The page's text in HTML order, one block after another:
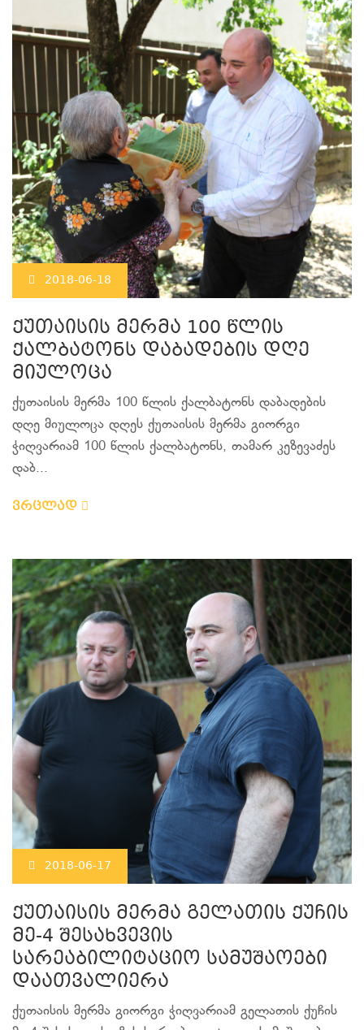
2018-06-18
ქუთაისის მერმა 100 წლის
ქალბატონს დაბადების დღე
მიულოცა
ქუთაისის მერმა 100 წლის ქალბატონს დაბადების
დღე მიულოცა დღეს ქუთაისის მერმა გიორგი
ჭიღვარიამ 100 წლის ქალბატონს, თამარ კეზევაძეს
დაბ...
ვრცლად
2018-06-17
ქუთაისის მერმა გელათის ქუჩის
მე-4 შესახვევის
სარეაბილიტაციო სამუშაოები
დაათვალიერა
ქუთაისის მერმა გიორგი ჭიღვარიამ გელათის ქუჩის